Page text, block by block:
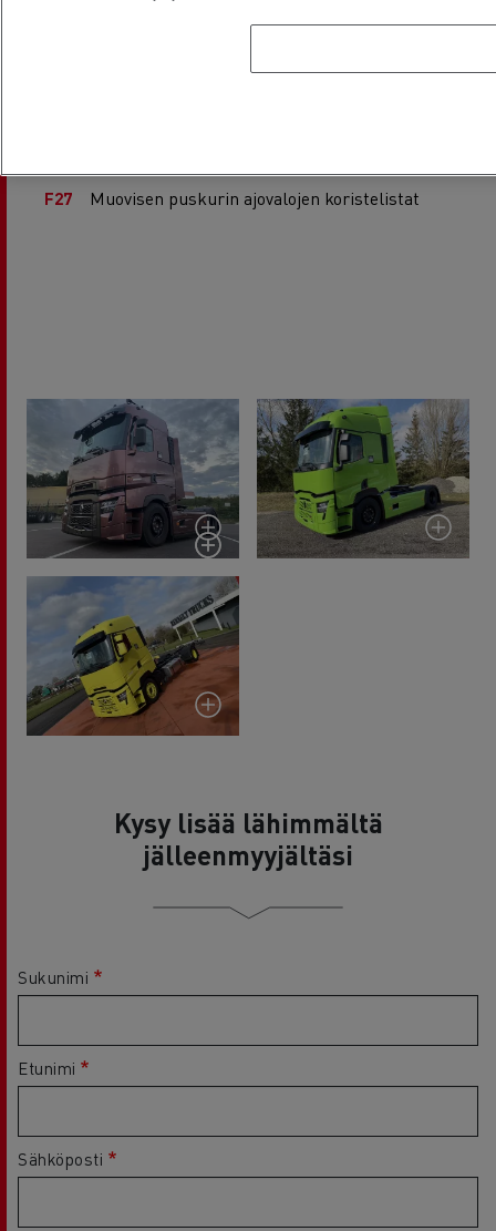
F27 Muovisen puskurin ajovalojen koristelistat
Kysy lisää lähimmältä
jälleenmyyjältäsi
Sukunimi
Etunimi
Sähköposti